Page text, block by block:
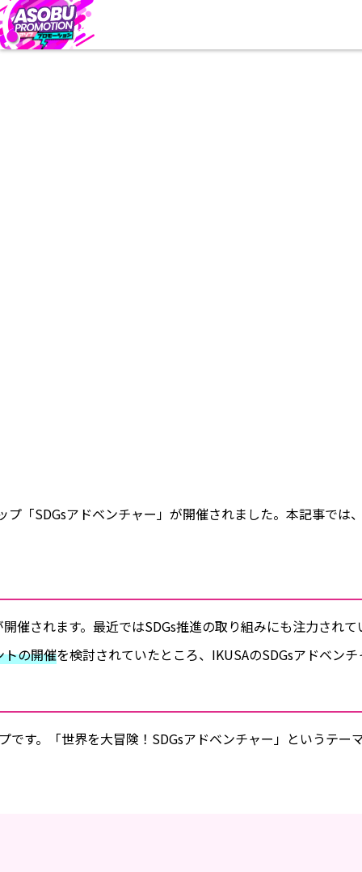
「SDGsアドベンチャー」が開催されました。本記事で
催されます。最近ではSDGs推進の取り組みにも注力されて
トの開催を検討されていたところ、IKUSAのSDGsアドベン
です。「世界を大冒険！SDGsアドベンチャー」というテ